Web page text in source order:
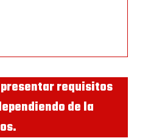
requisitos
de la